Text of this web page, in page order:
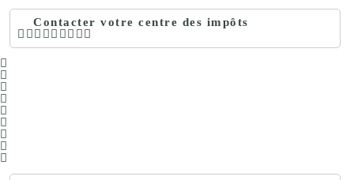
Contacter votre centre des impôts